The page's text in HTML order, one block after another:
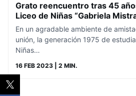
Grato reencuentro tras 45
Liceo de Niñas “Gabriela
En un agradable ambiente de
unión, la generación 1975 de
Niñas…
16 FEB 2023 | 2 MIN.